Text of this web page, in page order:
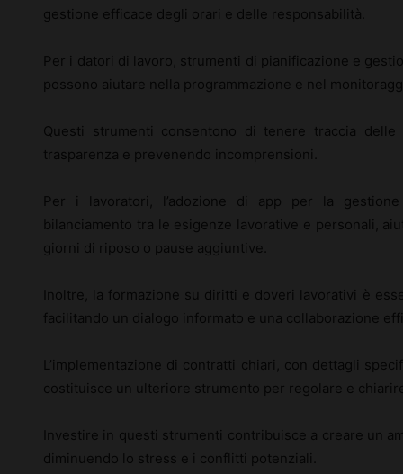
gestione efficace degli orari e delle responsabilità.
Per i datori di lavoro, strumenti di pianificazione e
possono aiutare nella programmazione e nel
Questi strumenti consentono di tenere traccia
trasparenza e prevenendo incomprensioni.
Per i lavoratori, l’adozione di app per la
bilanciamento tra le esigenze lavorative e personali,
giorni di riposo o pause aggiuntive.
Inoltre, la formazione su diritti e doveri lavorativi è
facilitando un dialogo informato e una collaborazione
L’implementazione di contratti chiari, con dettagli
costituisce un ulteriore strumento per regolare e
Investire in questi strumenti contribuisce a creare un
diminuendo lo stress e i conflitti potenziali.